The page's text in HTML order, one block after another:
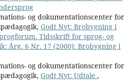
og dokumentationscenter for
Godt Nyt: Brobygning i
Tidsskrift for sprog- og
Årg. 6 Nr. 17 (2000): Brobygning i
og dokumentationscenter for
Godt Nyt: Udtale ,